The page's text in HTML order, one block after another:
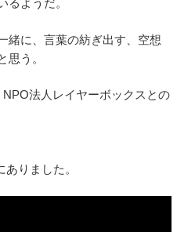
るようだ。
緒に、言葉の紡ぎ出す、空想
思う。
NPO法人レイヤーボックスとの
りました。